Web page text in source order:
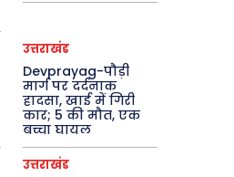
उत्तराखंड
Devprayag-पौड़ी
मार्ग पर दर्दनाक
हादसा, खाई में गिरी
कार; 5 की मौत, एक
बच्चा घायल
उत्तराखंड